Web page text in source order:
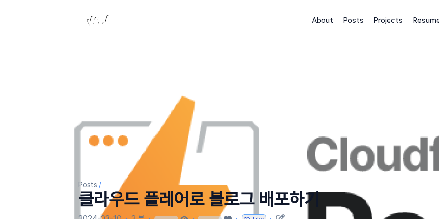
About Posts Projects
Posts /
클라우드 플레어로 블로그 배포하기